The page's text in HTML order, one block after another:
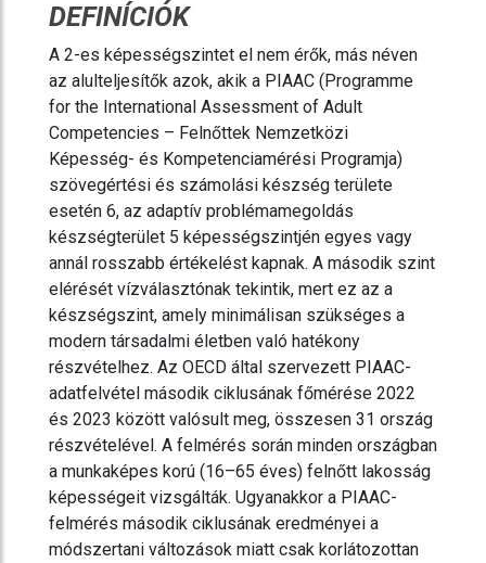
DEFINÍCIÓK
A 2-es képességszintet el nem érők, más néven
az alulteljesítők azok, akik a PIAAC (Programme
for the International Assessment of Adult
Competencies – Felnőttek Nemzetközi
Képesség- és Kompetenciamérési Programja)
szövegértési és számolási készség területe
esetén 6, az adaptív problémamegoldás
készségterület 5 képességszintjén egyes vagy
annál rosszabb értékelést kapnak. A második szint
elérését vízválasztónak tekintik, mert ez az a
készségszint, amely minimálisan szükséges a
modern társadalmi életben való hatékony
részvételhez. Az OECD által szervezett PIAAC-
adatfelvétel második ciklusának főmérése 2022
és 2023 között valósult meg, összesen 31 ország
részvételével. A felmérés során minden országban
a munkaképes korú (16–65 éves) felnőtt lakosság
képességeit vizsgálták. Ugyanakkor a PIAAC-
felmérés második ciklusának eredményei a
módszertani változások miatt csak korlátozottan